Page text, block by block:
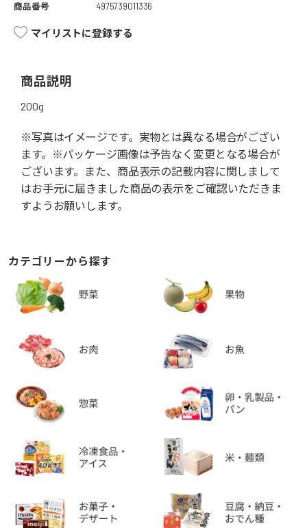
商品番号
4975739011336
マイリストに登録する
商品説明
200g
※写真はイメージです。実物とは異なる場合がござい
ます。※パッケージ画像は予告なく変更となる場合が
ございます。また、商品表示の記載内容に関しまして
はお手元に届きました商品の表示をご確認いただきま
すようお願いします。
カテゴリーから探す